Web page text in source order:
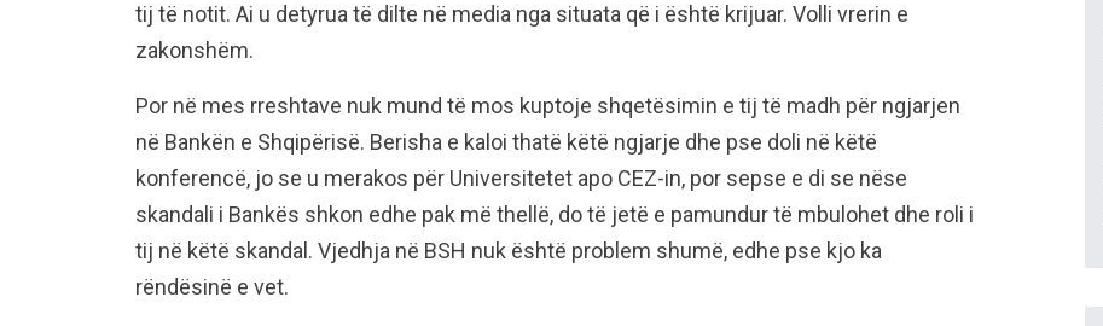
tij të notit. Ai u detyrua të dilte në media nga situata që i është krijuar. Volli vrerin e
zakonshëm.
Por në mes rreshtave nuk mund të mos kuptoje shqetësimin e tij të madh për ngjarjen
në Bankën e Shqipërisë. Berisha e kaloi thatë këtë ngjarje dhe pse doli në këtë
konferencë, jo se u merakos për Universitetet apo CEZ-in, por sepse e di se nëse
skandali i Bankës shkon edhe pak më thellë, do të jetë e pamundur të mbulohet dhe roli i
tij në këtë skandal. Vjedhja në BSH nuk është problem shumë, edhe pse kjo ka
rëndësinë e vet.